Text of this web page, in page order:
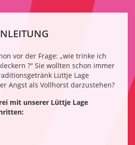
vor der Frage: „wie trinke ich
?“ Sie wollten schon immer
Lüttje Lage
Angst als Vollhorst darzustehen?
mit unserer Lüttje Lage